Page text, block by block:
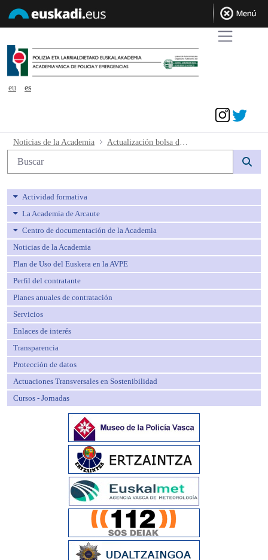
eu
es
Actualización bolsa de trabajo
Noticias de la Academia
Búsqueda web
Actividad formativa
La Academia de Arcaute
Centro de documentación de la Academia
Noticias de la Academia
Plan de Uso del Euskera en la AVPE
Perfil del contratante
Planes anuales de contratación
Servicios
Enlaces de interés
Transparencia
Protección de datos
Actuaciones Transversales en Sostenibilidad
Cursos - Jornadas